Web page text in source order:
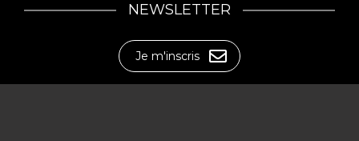
NEWSLETTER
Je m'inscris